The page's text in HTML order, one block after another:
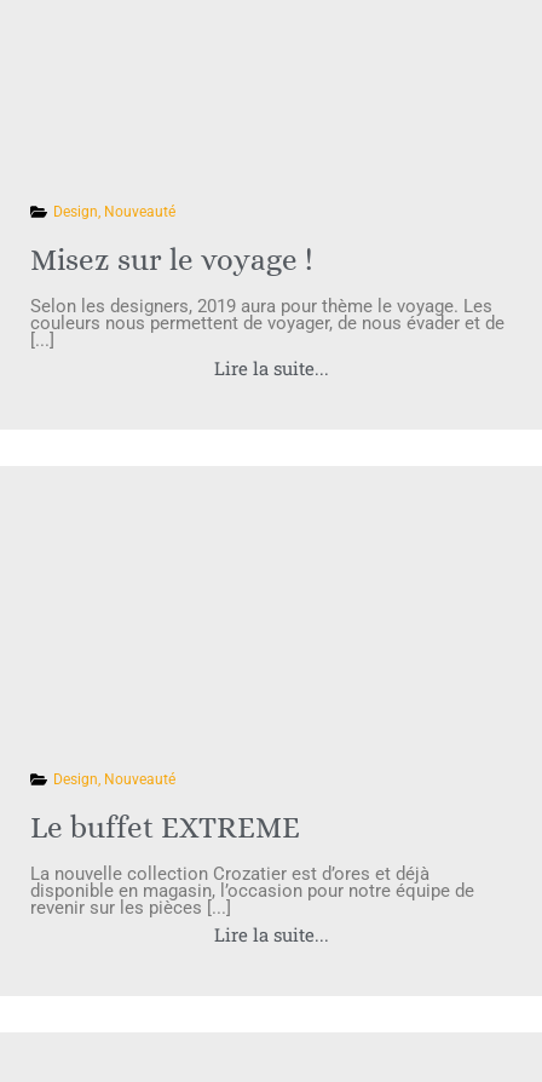
Design, Nouveauté
Misez sur le voyage !
Selon les designers, 2019 aura pour thème le voyage. Les
couleurs nous permettent de voyager, de nous évader et de
[...]
Lire la suite...
Design Nouveauté
Le buffet EXTREME
La nouvelle collection Crozatier est d’ores et déjà
disponible en magasin, l’occasion pour notre équipe de
revenir sur les pièces [...]
Lire la suite...